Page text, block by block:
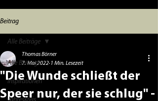
Beitrag
Alle Beiträge
Inspirationen
Alle Beiträge
"Die Wunde schließt der
Speer nur, der sie schlug" -
Thomas Börner
7. Mai 2022 1 Min. Lesezeit